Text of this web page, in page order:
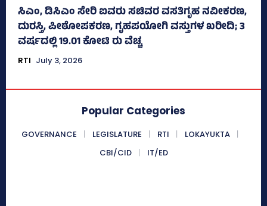
ಸಿಎಂ, ಡಿಸಿಎಂ ಸೇರಿ ಐವರು ಸಚಿವರ ವಸತಿಗೃಹ ನವೀಕರಣ,
ದುರಸ್ತಿ, ಪೀಠೋಪಕರಣ, ಗೃಹಪಯೋಗಿ ವಸ್ತುಗಳ ಖರೀದಿ; 3
ವರ್ಷದಲ್ಲಿ 19.01 ಕೋಟಿ ರು ವೆಚ್ಚ
RTI July 3, 2026
Popular Categories
GOVERNANCE LEGISLATURE RTI
LOKAYUKTA
CBI/CID
IT/ED